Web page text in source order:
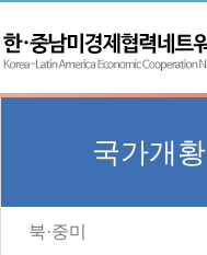
국가개황
북·중미